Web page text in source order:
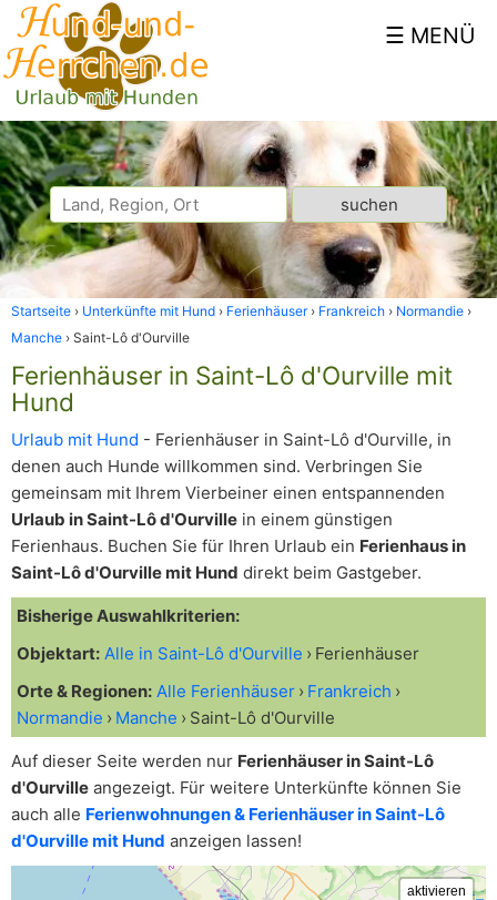
Startseite Unterkünfte mit Hund Ferienhäuser Frankreich
Normandie
Manche
Saint-Lô d'Ourville
Ferienhäuser in Saint-Lô d'Ourville mit
Hund
Urlaub mit Hund - Ferienhäuser in Saint-Lô d'Ourville, in
denen auch Hunde willkommen sind. Verbringen Sie
gemeinsam mit Ihrem Vierbeiner einen entspannenden
Urlaub in Saint-Lô d'Ourville in einem günstigen
Ferienhaus. Buchen Sie für Ihren Urlaub ein Ferienhaus in
Saint-Lô d'Ourville mit Hund direkt beim Gastgeber.
Bisherige Auswahlkriterien:
Objektart: Alle in Saint-Lô d'Ourville
Ferienhäuser
Orte & Regionen: Alle Ferienhäuser
Frankreich
Normandie
Manche Saint-Lô d'Ourville
Auf dieser Seite werden nur Ferienhäuser in Saint-Lô
d'Ourville angezeigt. Für weitere Unterkünfte können Sie
auch alle Ferienwohnungen & Ferienhäuser in Saint-Lô
d'Ourville mit Hund anzeigen lassen!